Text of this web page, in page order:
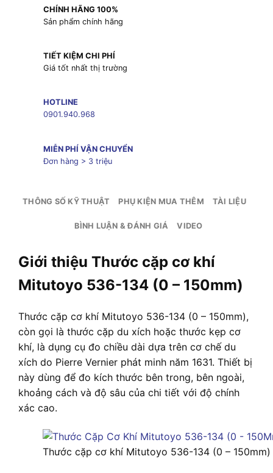
CHÍNH HÃNG 100%
Sản phẩm chính hãng
TIẾT KIỆM CHI PHÍ
Giá tốt nhất thị trường
HOTLINE
0901.940.968
MIỄN PHÍ VẬN CHUYỂN
Đơn hàng > 3 triệu
THÔNG SỐ KỸ THUẬT PHỤ KIỆN MUA THÊM TÀI LIỆU
BÌNH LUẬN & ĐÁNH GIÁ VIDEO
Giới thiệu Thước cặp cơ khí
Mitutoyo 536-134 (0 – 150mm)
Thước cặp cơ khí Mitutoyo 536-134 (0 – 150mm),
còn gọi là thước cặp du xích hoặc thước kẹp cơ
khí, là dụng cụ đo chiều dài dựa trên cơ chế du
xích do Pierre Vernier phát minh năm 1631. Thiết bị
này dùng để đo kích thước bên trong, bên ngoài,
khoảng cách và độ sâu của chi tiết với độ chính
xác cao.
Thước cặp cơ khí Mitutoyo 536-134 (0 – 150mm)